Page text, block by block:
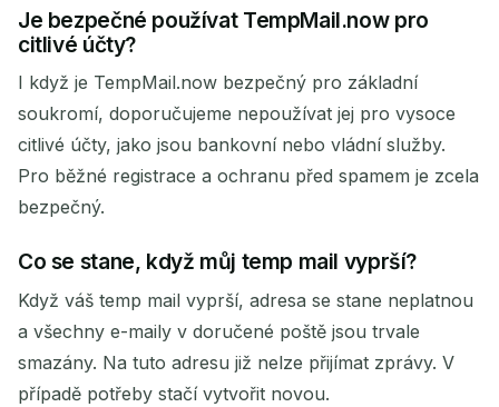
Je bezpečné používat TempMail.now pro
citlivé účty?
I když je TempMail.now bezpečný pro základní
soukromí, doporučujeme nepoužívat jej pro vysoce
citlivé účty, jako jsou bankovní nebo vládní služby.
Pro běžné registrace a ochranu před spamem je zcela
bezpečný.
Co se stane, když můj temp mail vyprší?
Když váš temp mail vyprší, adresa se stane neplatnou
a všechny e-maily v doručené poště jsou trvale
smazány. Na tuto adresu již nelze přijímat zprávy. V
případě potřeby stačí vytvořit novou.